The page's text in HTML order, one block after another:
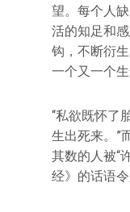
望。每个人
活的知足和
钩，不断衍
一个又一个生
“私欲既怀了
生出死来。”
其数的人被“
经》的话语令